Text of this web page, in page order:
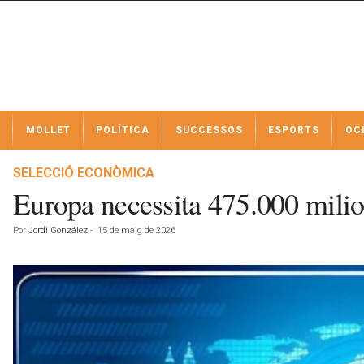
t
MOLLET POLÍTICA SUCCESSOS ESPORTS OCI
SELECCIÓ ECONÒMICA
Europa necessita 475.000
Por Jordi González - 15 de maig de 2026